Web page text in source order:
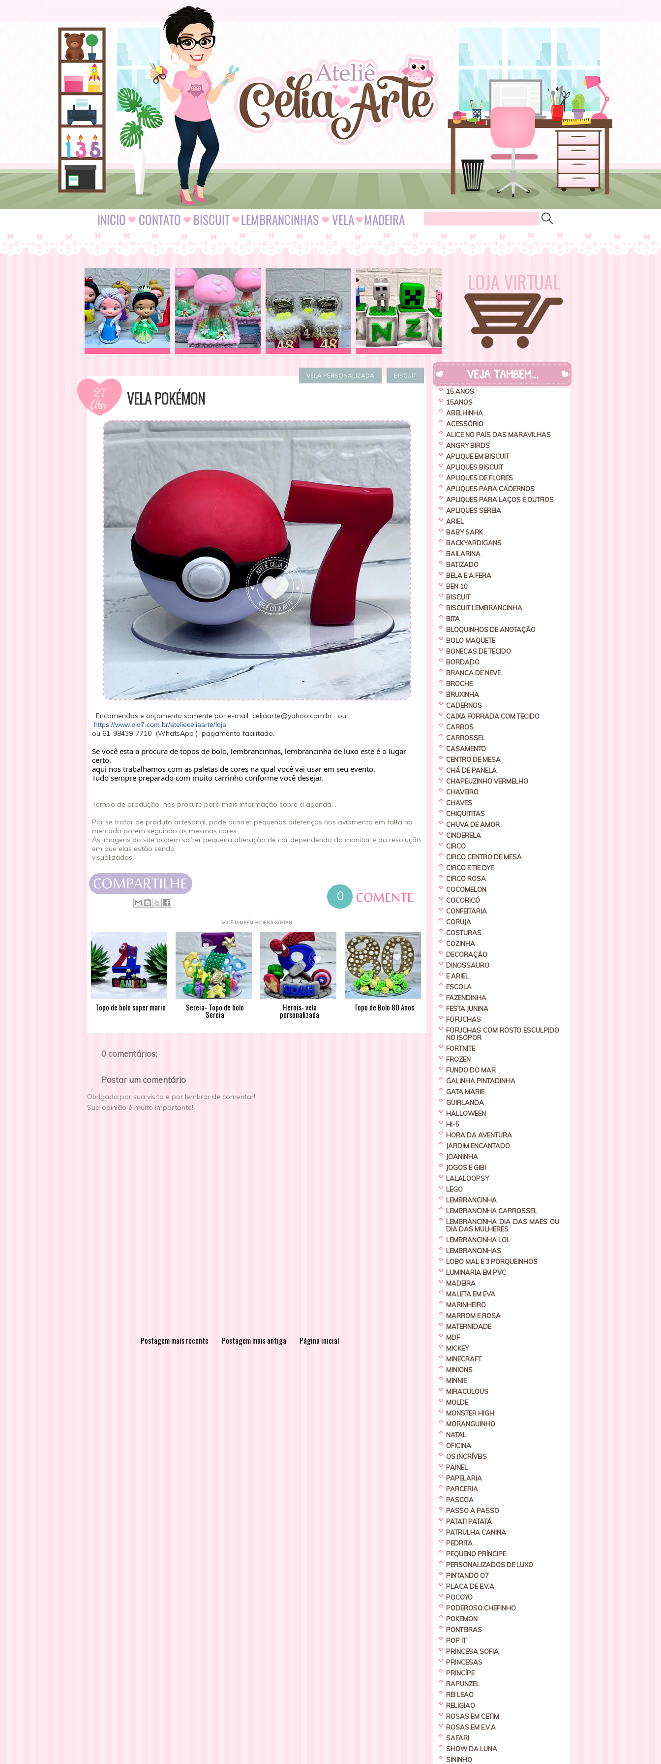
BISCUIT
VELA PERSONALIZADA
27
Abr VELA POKÉMON
Encomendas e orçamento somente por e-mail celiaarte@yahoo.com.br ou
https://www.elo7.com.br/atelieceliaarte/loja
ou 61-98439-7710 (WhatsApp ) pagamento facilitado.
Se você esta a procura de topos de bolo, lembrancinhas, lembrancinha de luxo este é o lugar
certo.
aqui nos trabalhamos com as paletas de cores na qual você vai usar em seu evento.
Tudo sempre preparado com muito carrinho conforme você desejar.
Tempo de produção nos procure para mais informação sobre a agenda. .
Por se tratar de produto artesanal, pode ocorrer pequenas diferenças nos aviamento em falta no
mercado porem seguindo as mesmas cores
As imagens do site podem sofrer pequena alteração de cor dependendo do monitor e da resolução
em que elas estão sendo
visualizadas
0
VOCÊ TAMBÉM PODERÁ GOSTAR
Topo de bolo super mario Sereia- Topo de bolo
Sereia
Herois- vela
personalizada
Topo de Bolo 80 Anos
0 comentários:
Postar um comentário
Obrigada por sua visita e por lembrar de comentar!
Sua opinião é muito importante!
Postagem mais recente Postagem mais antiga Página inicial
VEJA TAMBEM...
15 ANOS
15ANOS
ABELHINHA
ACESSÓRIO
ALICE NO PAÍS DAS MARAVILHAS
ANGRY BIRDS
APLIQUE EM BISCUIT
APLIQUES BISCUIT
APLIQUES DE FLORES
APLIQUES PARA CADERNOS
APLIQUES PARA LAÇOS E OUTROS
APLIQUES SEREIA
ARIEL
BABY SARK
BACKYARDIGANS
BAILARINA
BATIZADO
BELA E A FERA
BEN 10
BISCUIT
BISCUIT LEMBRANCINHA
BITA
BLOQUINHOS DE ANOTAÇÃO
BOLO MAQUETE
BONECAS DE TECIDO
BORDADO
BRANCA DE NEVE
BROCHE
BRUXINHA
CADERNOS
CAIXA FORRADA COM TECIDO
CARROS
CARROSSEL
CASAMENTO
CENTRO DE MESA
CHÁ DE PANELA
CHAPEUZINHO VERMELHO
CHAVEIRO
CHAVES
CHIQUITITAS
CHUVA DE AMOR
CINDERELA
CIRCO
CIRCO CENTRO DE MESA
CIRCO E TIE DYE
CIRCO ROSA
COCOMELON
COCORICÓ
CONFEITARIA
CORUJA
COSTURAS
COZINHA
DECORAÇÃO
DINOSSAURO
E ARIEL
ESCOLA
FAZENDINHA
FESTA JUNINA
FOFUCHAS
FOFUCHAS COM ROSTO ESCULPIDO
NO ISOPOR
FORTNITE
FROZEN
FUNDO DO MAR
GALINHA PINTADINHA
GATA MARIE
GUIRLANDA
HALLOWEEN
HI-5
HORA DA AVENTURA
JARDIM ENCANTADO
JOANINHA
JOGOS E GIBI
LALALOOPSY
LEGO
LEMBRANCINHA
LEMBRANCINHA CARROSSEL
LEMBRANCINHA DIA DAS MAES OU
DIA DAS MULHERES
LEMBRANCINHA LOL
LEMBRANCINHAS
LOBO MAL E 3 PORQUEINHOS
LUMINARIA EM PVC
MADEIRA
MALETA EM EVA
MARINHEIRO
MARROM E ROSA
MATERNIDADE
MDF
MICKEY
MINECRAFT
MINIONS
MINNIE
MIRACULOUS
MOLDE
MONSTER HIGH
MORANGUINHO
NATAL
OFICINA
OS INCRÍVEIS
PAINEL
PAPELARIA
PARCERIA
PASCOA
PASSO A PASSO
PATATI PATATÁ
PATRULHA CANINA
PEDRITA
PEQUENO PRÍNCIPE
PERSONALIZADOS DE LUXO
PINTANDO O7
PLACA DE E.V.A
POCOYO
PODEROSO CHEFINHO
POKEMON
PONTEIRAS
POP IT
PRINCESA SOFIA
PRINCESAS
PRINCÍPE
RAPUNZEL
REI LEAO
RELIGIAO
ROSAS EM CETIM
ROSAS EM E.V.A
SAFARI
SHOW DA LUNA
SININHO